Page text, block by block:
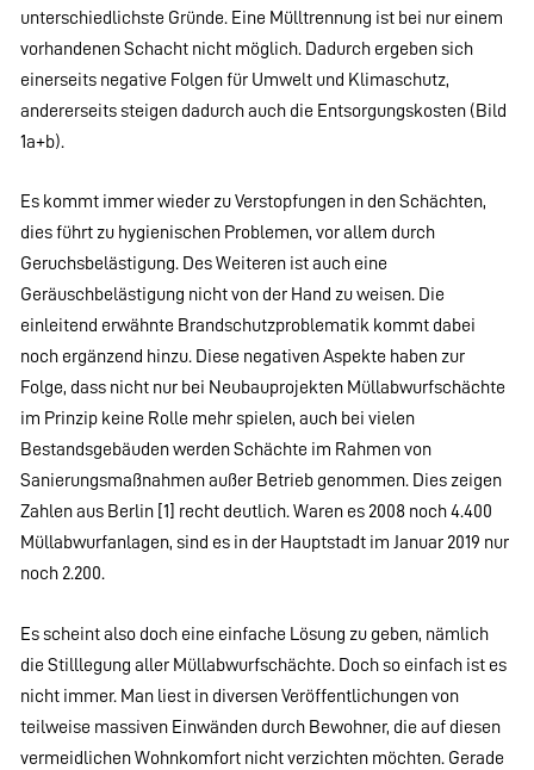
unterschiedlichste Gründe. Eine Mülltrennung ist bei nur einem
vorhandenen Schacht nicht möglich. Dadurch ergeben sich
einerseits negative Folgen für Umwelt und Klimaschutz,
andererseits steigen dadurch auch die Entsorgungskosten (Bild
1a+b).
Es kommt immer wieder zu Verstopfungen in den Schächten,
dies führt zu hygienischen Problemen, vor allem durch
Geruchsbelästigung. Des Weiteren ist auch eine
Geräuschbelästigung nicht von der Hand zu weisen. Die
einleitend erwähnte Brandschutzproblematik kommt dabei
noch ergänzend hinzu. Diese negativen Aspekte haben zur
Folge, dass nicht nur bei Neubauprojekten Müllabwurfschächte
im Prinzip keine Rolle mehr spielen, auch bei vielen
Bestandsgebäuden werden Schächte im Rahmen von
Sanierungsmaßnahmen außer Betrieb genommen. Dies zeigen
Zahlen aus Berlin [1] recht deutlich. Waren es 2008 noch 4.400
Müllabwurfanlagen, sind es in der Hauptstadt im Januar 2019 nur
noch 2.200.
Es scheint also doch eine einfache Lösung zu geben, nämlich
die Stilllegung aller Müllabwurfschächte. Doch so einfach ist es
nicht immer. Man liest in diversen Veröffentlichungen von
teilweise massiven Einwänden durch Bewohner, die auf diesen
vermeidlichen Wohnkomfort nicht verzichten möchten. Gerade